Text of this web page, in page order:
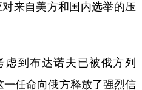
来自美方和国内选举的压
到布达诺夫已被俄方列
一任命向俄方释放了强烈信